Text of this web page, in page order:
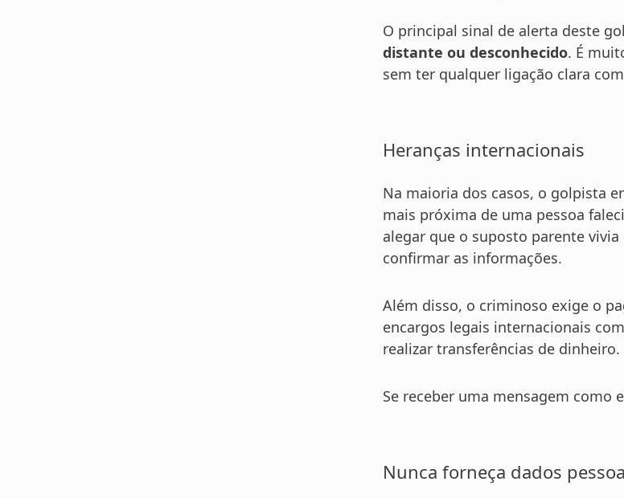
O principal sinal de alerta deste
distante ou desconhecido. É
sem ter qualquer ligação clara
Heranças internacionais
Na maioria dos casos, o golpista
mais próxima de uma pessoa
alegar que o suposto parente
confirmar as informações.
Além disso, o criminoso exige o
encargos legais internacionais
realizar transferências de dinheiro.
Se receber uma mensagem como
Nunca forneça dados